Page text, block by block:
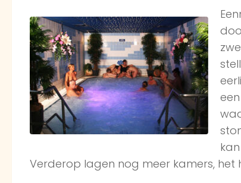
Verderop lagen nog meer kamers, het